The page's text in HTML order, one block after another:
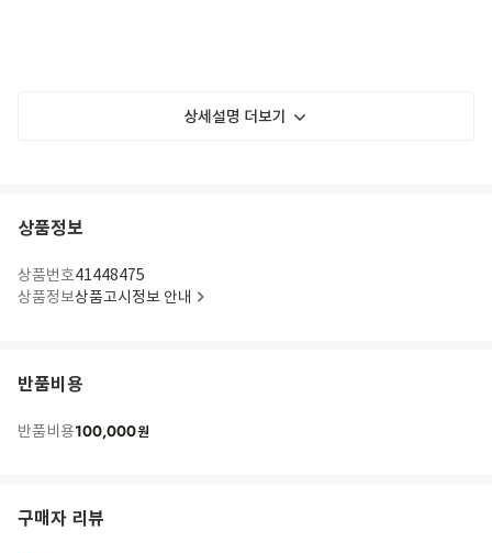
상세설명 더보기
상품정보
상품번호41448475
상품정보상품고시정보 안내
반품비용
반품비용100,000원
구매자 리뷰